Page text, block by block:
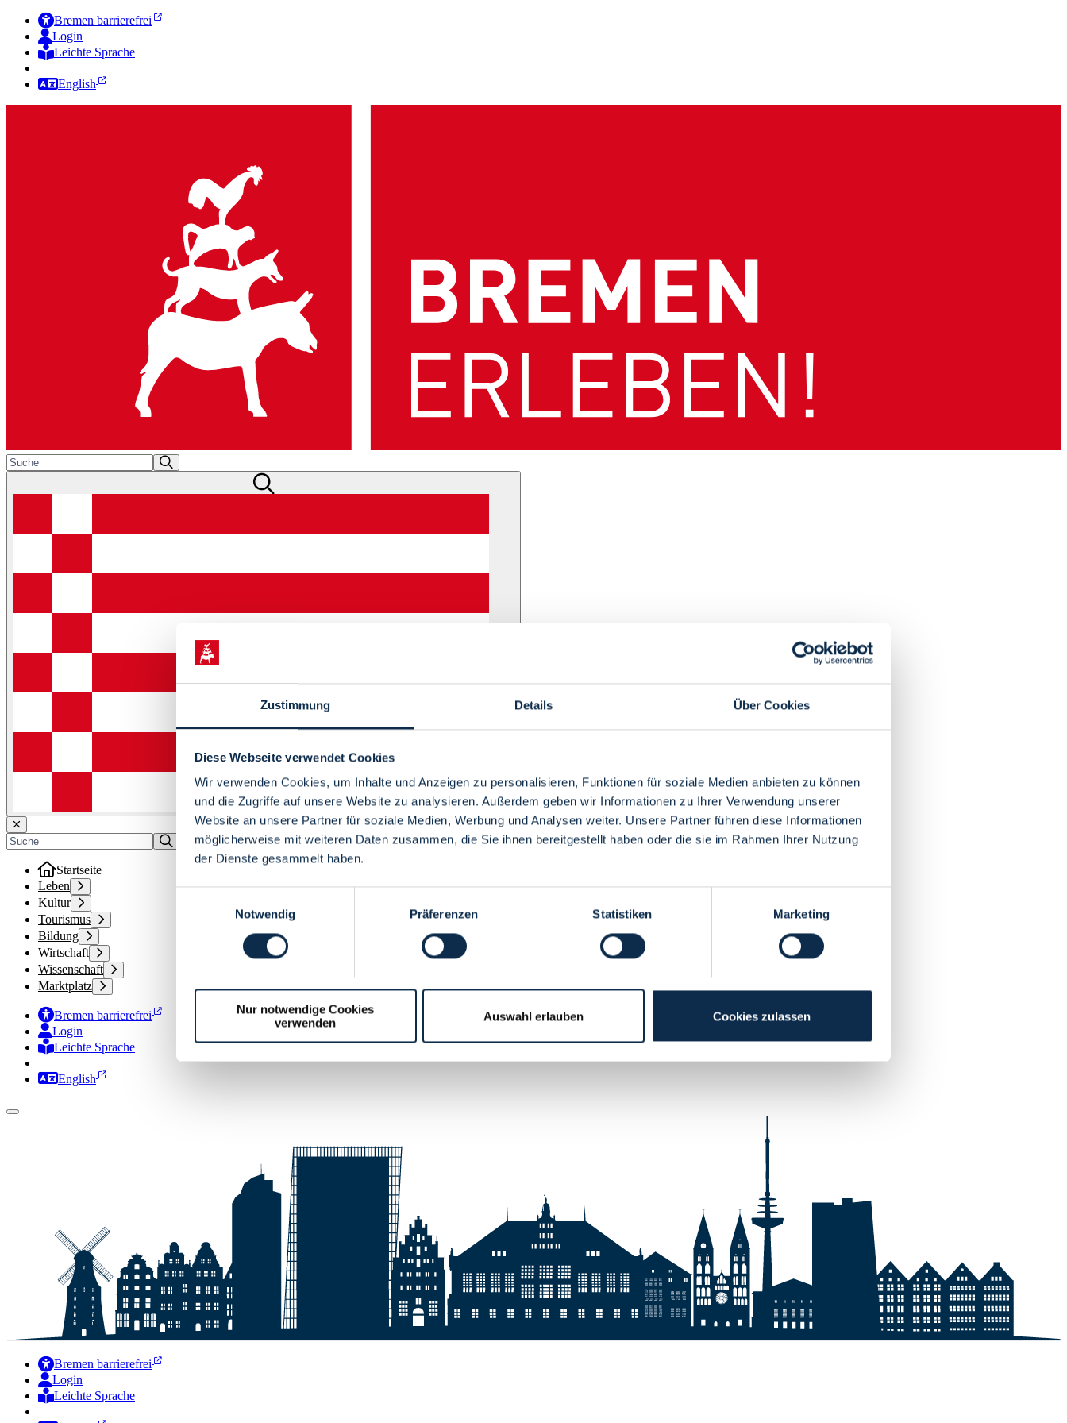
Zustimmung Details Über Cookies
Diese Webseite verwendet Cookies
Wir verwenden Cookies, um Inhalte und Anzeigen zu personalisieren, Funktionen für soziale Medien anbieten zu können
und die Zugriffe auf unsere Website zu analysieren. Außerdem geben wir Informationen zu Ihrer Verwendung unserer
Website an unsere Partner für soziale Medien, Werbung und Analysen weiter. Unsere Partner führen diese Informationen
möglicherweise mit weiteren Daten zusammen, die Sie ihnen bereitgestellt haben oder die sie im Rahmen Ihrer Nutzung
der Dienste gesammelt haben.
Notwendig
Präferenzen Statistiken Marketing
Nur notwendige Cookies
verwenden
Auswahl erlauben Cookies zulassen
Bremen barrierefrei
Login
Leichte Sprache
English
Menü
Startseite
Leben
Kultur
Tourismus
Bildung
Wirtschaft
Wissenschaft
Marktplatz
Bremen barrierefrei
Login
Leichte Sprache
Zur Deutschen Gebärdensprache
English
Bremen barrierefrei
Login
Leichte Sprache